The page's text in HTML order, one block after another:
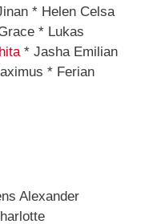
* Helen Celsa
* Lukas
* Jasha Emilian
* Ferian
Alexander